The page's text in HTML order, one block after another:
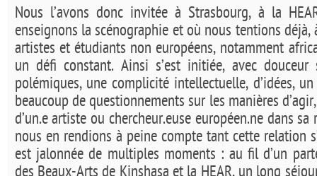
Nous l’avons donc invitée à Strasbourg, à la
enseignons la scénographie et où nous tentions déjà,
artistes et étudiants non européens, notamment
un défi constant. Ainsi s’est initiée, avec
polémiques, une complicité intellectuelle, d’idées,
beaucoup de questionnements sur les manières
d’un.e artiste ou chercheur.euse européen.ne dans
nous en rendions à peine compte tant cette relation
est jalonnée de multiples moments : au fil d’un